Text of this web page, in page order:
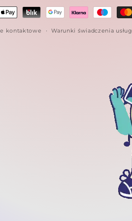
kontaktowe Warunki świadczenia usług